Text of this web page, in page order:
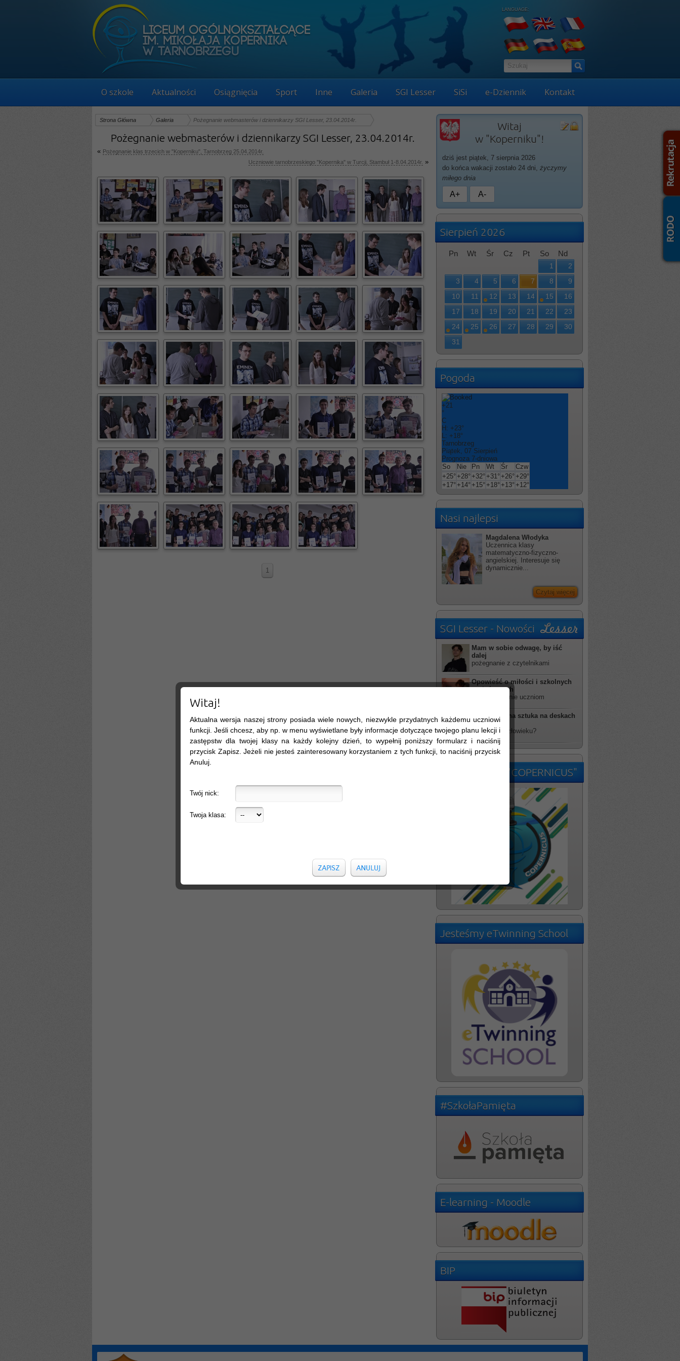
LANGUAGE:
O szkole Aktualności Osiągnięcia Sport Inne Galeria SGI Lesser SiSi e-Dziennik Kontakt
Witaj
w "Koperniku"!
dziś jest piątek, 7 sierpnia 2026
do końca wakacji zostało 24 dni, życzymy
miłego dnia
A+ A-
Sierpień 2026
Pn Wt Śr Cz Pt So Nd
1
2
3
4 5 6 7 8
9
10
11 12 13 14 15
16
17
18 19 20 21 22
23
24
25 26 27 28 29
30
31
Pogoda
+21
°
C
H: +23°
L: +18°
Tarnobrzeg
Piątek, 07 Sierpień
Prognoza 7-dniowa
So
Nie Pn Wt Śr
Czw
+25°+28°+32°+31°+26°+29°
+17°+14°+15°+18°+13°+12°
Nasi najlepsi
Magdalena Włodyka
Uczennica klasy
matematyczno-fizyczno-
angielskiej. Interesuje się
dynamicznie...
Czytaj więcej
SGI Lesser - Nowości
Mam w sobie odwagę, by iść
dalej
pożegnanie z czytelnikami
Opowieść o miłości i szkolnych
szaleństwach
rzucił wyzwanie uczniom
Futurystyczna sztuka na deskach
TDK
kim jesteś człowieku?
Szkolne Radio "COPERNICUS"
Jesteśmy eTwinning School
#SzkołaPamięta
E-learning - Moodle
BIP
Strona Główna Galeria Pożegnanie webmasterów i dziennikarzy SGI Lesser, 23.04.2014r.
Pożegnanie webmasterów i dziennikarzy SGI Lesser, 23.04.2014r.
« Pożegnanie klas trzecich w "Koperniku", Tarnobrzeg 25.04.2014r.
Uczniowie tarnobrzeskiego "Kopernika" w Turcji, Stambuł 1-8.04.2014r. »
1
Witaj!
Aktualna wersja naszej strony posiada wiele nowych, niezwykle przydatnych każdemu uczniowi
funkcji. Jeśli chcesz, aby np. w menu wyświetlane były informacje dotyczące twojego planu lekcji i
zastępstw dla twojej klasy na każdy kolejny dzień, to wypełnij poniższy formularz i naciśnij
przycisk Zapisz. Jeżeli nie jesteś zainteresowany korzystaniem z tych funkcji, to naciśnij przycisk
Anuluj.
Twój nick:
Twoja klasa: